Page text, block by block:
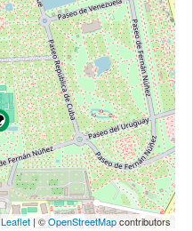
Leaflet| ©OpenStreetMapcontributors